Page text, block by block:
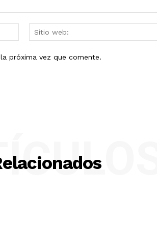
Correo
electrónico:*
próxima vez que comente.